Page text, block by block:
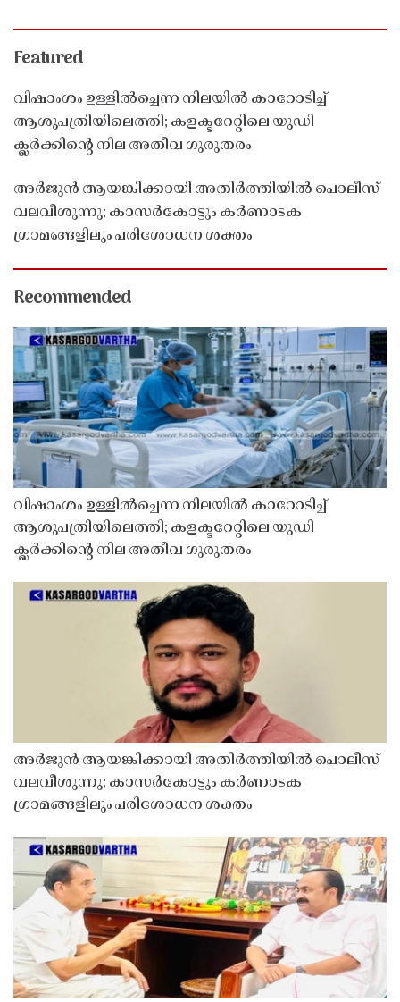
Featured
വിഷാംശം ഉള്ളിൽച്ചെന്ന നിലയിൽ കാറോടിച്ച്
ആശുപത്രിയിലെത്തി; കളക്ടറേറ്റിലെ യുഡി
ക്ലർക്കിൻ്റെ നില അതീവ ഗുരുതരം
അർജുൻ ആയങ്കിക്കായി അതിർത്തിയിൽ പൊലീസ്
വലവീശുന്നു; കാസർകോട്ടും കർണാടക
ഗ്രാമങ്ങളിലും പരിശോധന ശക്തം
Recommended
വിഷാംശം ഉള്ളിൽച്ചെന്ന നിലയിൽ കാറോടിച്ച്
ആശുപത്രിയിലെത്തി; കളക്ടറേറ്റിലെ യുഡി
ക്ലർക്കിൻ്റെ നില അതീവ ഗുരുതരം
അർജുൻ ആയങ്കിക്കായി അതിർത്തിയിൽ പൊലീസ്
വലവീശുന്നു; കാസർകോട്ടും കർണാടക
ഗ്രാമങ്ങളിലും പരിശോധന ശക്തം